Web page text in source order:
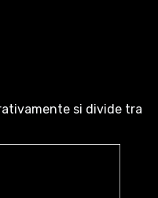
si divide tra